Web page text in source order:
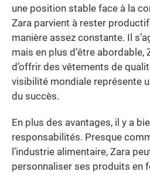
une position stable face à la
Zara parvient à rester
manière assez constante. Il
mais en plus d’être abordable,
d’offrir des vêtements de
visibilité mondiale représente
du succès.
En plus des avantages, il y a
responsabilités. Presque
l’industrie alimentaire, Zara
personnaliser ses produits en